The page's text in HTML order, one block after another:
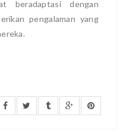
beradaptasi dengan
pengalaman yang